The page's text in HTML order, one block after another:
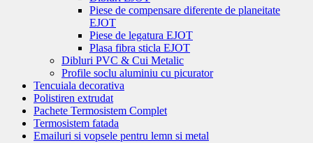
Piese de compensare diferente de planeitate
EJOT
Piese de legatura EJOT
Plasa fibra sticla EJOT
Dibluri PVC & Cui Metalic
Profile soclu aluminiu cu picurator
Tencuiala decorativa
Polistiren extrudat
Pachete Termosistem Complet
Termosistem fatada
Emailuri si vopsele pentru lemn si metal